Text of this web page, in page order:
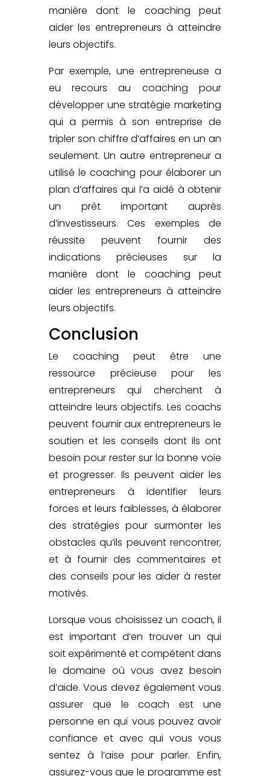
manière dont le coaching peut
aider les entrepreneurs à atteindre
leurs objectifs.
Par exemple, une entrepreneuse a
eu recours au coaching pour
développer une stratégie marketing
qui a permis à son entreprise de
tripler son chiffre d’affaires en un an
seulement. Un autre entrepreneur a
utilisé le coaching pour élaborer un
plan d’affaires qui l’a aidé à obtenir
un prêt important auprès
d’investisseurs. Ces exemples de
réussite peuvent fournir des
indications précieuses sur la
manière dont le coaching peut
aider les entrepreneurs à atteindre
leurs objectifs.
Conclusion
Le coaching peut être une
ressource précieuse pour les
entrepreneurs qui cherchent à
atteindre leurs objectifs.Les coachs
peuvent fournir aux entrepreneurs le
soutien et les conseils dont ils ont
besoin pour rester sur la bonne voie
et progresser. Ils peuvent aider les
entrepreneurs à identifier leurs
forces et leurs faiblesses, à élaborer
des stratégies pour surmonter les
obstacles qu’ils peuvent rencontrer,
et à fournir des commentaires et
des conseils pour les aider à rester
motivés.
Lorsque vous choisissez un coach, il
est important d’en trouver un qui
soit expérimenté et compétent dans
le domaine où vous avez besoin
d’aide. Vous devez également vous
assurer que le coach est une
personne en qui vous pouvez avoir
confiance et avec qui vous vous
sentez à l’aise pour parler. Enfin,
assurez-vous que le programme est